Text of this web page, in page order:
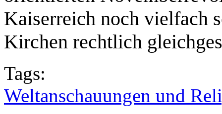
Kaiserreich noch vielfach
Kirchen rechtlich
Tags:
Weltanschauungen und